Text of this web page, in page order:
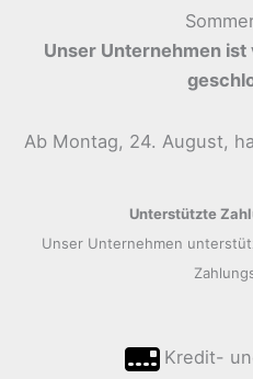
Unser Unternehmen ist
Ab Montag, 24. August,
Unterstützte
Unser Unternehmen
Kredit-